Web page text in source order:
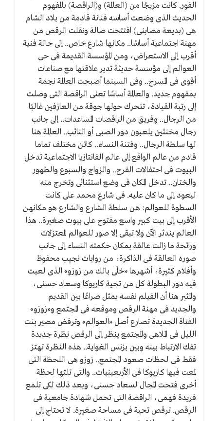
الفور. كانت مزيجًا من (العالمة) و(الراقصة) بالمفهوم
الحديث الذى وضعت أساسه فنانة قادمة من بلاد الشام
هى (بديعة مصابنى) افتتحت صالة ونقلت الرقص من
مهنة اجتماعية أساسًا.. مكانها شارع خاص.. إلى حالة فنية
أقرب إلى الاستعراض، ومن المؤسسة القديمة فى حى
العوالم إلى مؤسسة حديثة تدير علاقتها مع صناعات
أقوى فى المسرح.. وفى السينما أصبحت العالمة نجمة
بمفهوم جديد. والعالمة أساسًا تعنى الراقصة التى وصلت
إلى رتبة القيادة، تتحرك حولها جوقة من العازفين غالبًا
من الرجال.. وفريق من الراقصات المساعدات.. إلى جانب
رجال مخنثين يلعبون دور الصبى أو النائب.. العالمة هنا
لها سلطة الرجال.. وفتنة النساء.. كائن مختلف تماما
قادم من عالم الواقع إلى عالم الفانتازيا الاجتماعية تدخل
البيوت فى احتفالات الفرح.. والزواج والسبوع والطهور
والختان.. تدخل المكان فى وضع استثنائى وتخرج منه
ليعود إلى ما كان عليه. فى شارع محمد على كانت
السطوة للعوالم: هن سلطة الشارع والشارع هو مكانهن
الأقرب إلى بيت كبير واسع مفتوح على بيوت صغيرة.. هذا
العالم يندثر الآن ولا تبقى إلا صور للعوالم المعتزلات
ورائحة ما زالت عالقة بمكان حكمته النساء إلى جانب
صوره العالقة فى الذاكرة، من روايات نجيب محفوظ
وأفلام كثيرة، أشهرها «خلّى بالك من زوزو» الذى لعبت
فيه دور البطولة كل من تحية كاريوكا وسعاد حسنى،
والمثير هنا أن الفيلم نفسه يمثل صراعًا بين القديم
والجديد فى مهنة الرقص وموقعه فى المجتمع و«زوزو»
الفتاة الجديدة تصارع أصل «العوالم» وترفض مصير بنت
الليل فى الملاهى والمجتمع ينظر إلى الرقص نظرة جديدة
تفك الارتباط بينه وبين بزنس الغواية.. هذه النظرة تهتز
فقط فى لحظات صعود المجتمع.. زوزو هى اللحظة التى
لمعت فيها كاريوكا فى الأربعينيات.. والتى تلتها لحظة
أخرى فتحت المجال لسعاد حسنى، وبعد ذلك لكى تلمع
فريدة فهمى، الراقصة التى تحمل شهادة جامعية فى
الرقص. ترقص تحية فى مساحة صغيرة. لا تحتاج إلى